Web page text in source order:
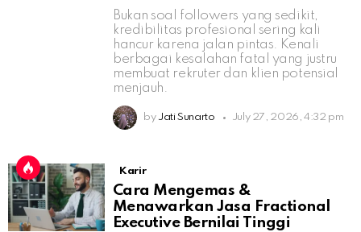
Bukan soal followers yang sedikit,
kredibilitas profesional sering kali
hancur karena jalan pintas. Kenali
berbagai kesalahan fatal yang justru
membuat rekruter dan klien potensial
menjauh.
by Jati Sunarto July 27, 2026, 4:32 pm
Karir
Cara Mengemas &
Menawarkan Jasa Fractional
Executive Bernilai Tinggi